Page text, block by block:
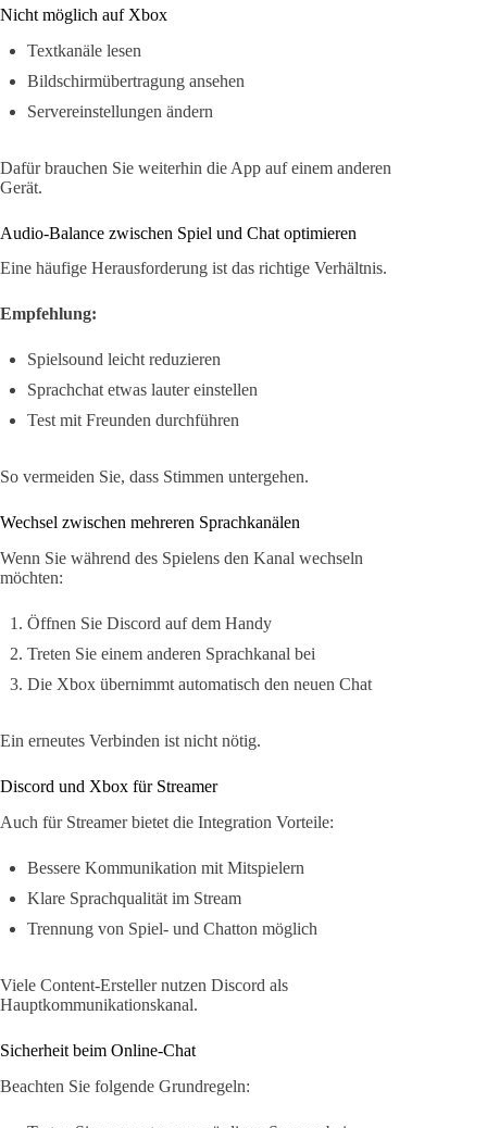
Nicht möglich auf Xbox
Textkanäle lesen
Bildschirmübertragung ansehen
Servereinstellungen ändern
Dafür brauchen Sie weiterhin die App auf einem anderen
Gerät.
Audio-Balance zwischen Spiel und Chat optimieren
Eine häufige Herausforderung ist das richtige Verhältnis.
Empfehlung:
Spielsound leicht reduzieren
Sprachchat etwas lauter einstellen
Test mit Freunden durchführen
So vermeiden Sie, dass Stimmen untergehen.
Wechsel zwischen mehreren Sprachkanälen
Wenn Sie während des Spielens den Kanal wechseln
möchten:
Öffnen Sie Discord auf dem Handy
Treten Sie einem anderen Sprachkanal bei
Die Xbox übernimmt automatisch den neuen Chat
Ein erneutes Verbinden ist nicht nötig.
Discord und Xbox für Streamer
Auch für Streamer bietet die Integration Vorteile:
Bessere Kommunikation mit Mitspielern
Klare Sprachqualität im Stream
Trennung von Spiel- und Chatton möglich
Viele Content-Ersteller nutzen Discord als
Hauptkommunikationskanal.
Sicherheit beim Online-Chat
Beachten Sie folgende Grundregeln: